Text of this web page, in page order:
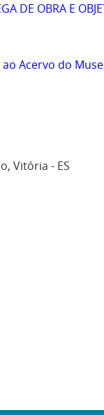
DE OBRA E
Acervo do
Vitória - ES